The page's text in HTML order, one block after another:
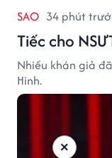
SAO 34 phút
Tiếc cho
Nhiều khán giả
Hinh.
×